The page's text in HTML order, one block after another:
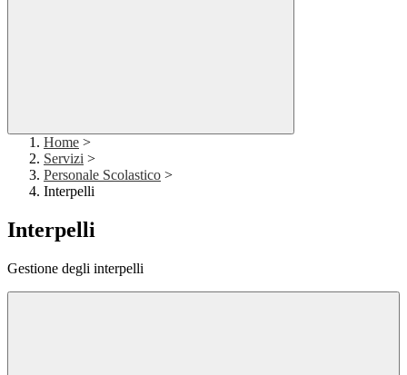
Home >
Servizi >
Personale Scolastico >
Interpelli
Interpelli
Gestione degli interpelli